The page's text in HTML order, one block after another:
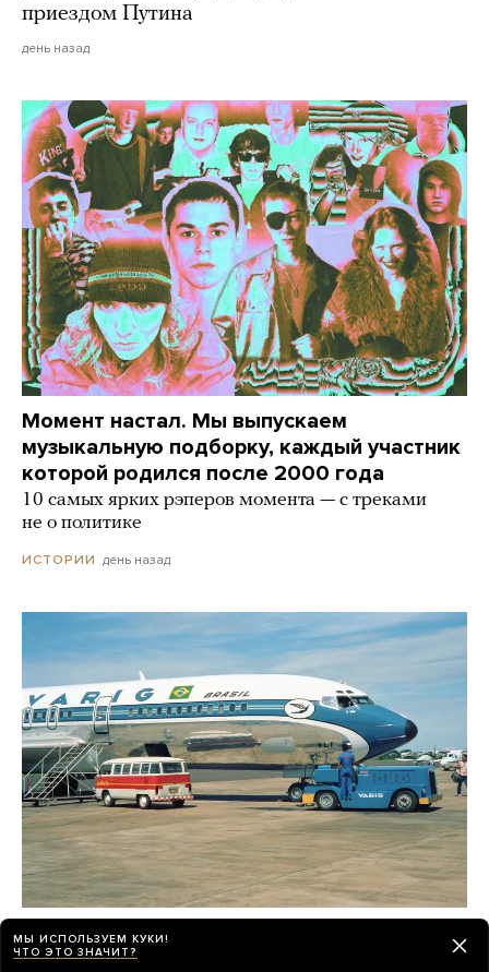
приездом Путина
день назад
Момент настал. Мы выпускаем
музыкальную подборку, каждый участник
которой родился после 2000 года
10 самых ярких рэперов момента — с треками
не о политике
ИСТОРИИ день назад
В 1980-х бортпроводники создали целую
сеть, чтобы контрабандой ввозить
МЫ ИСПОЛЬЗУЕМ КУКИ!
ЧТО ЭТО ЗНАЧИТ?